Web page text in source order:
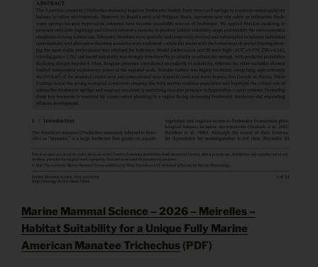
Marine Mammal Science – 2026 – Meirelles –
Habitat Suitability for a Unique Fully Marine
American Manatee Trichechus (PDF)